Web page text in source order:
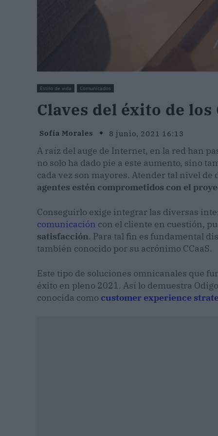
Estilo de vida Comunicados
Claves del éxito de
Sofía Morales 8 junio, 2021 16:13
A raíz del auge de Internet, en la red han
no solo ha dado pie a este aumento, sino
cada vez son mayores. Atender tal nivel
agentes estén comprometidos con el
Conseguirlo exige integrar las diversas
comunicación con el cliente en cuestión,
satisfacción. Para tal fin es fundamental
también conocido por su acrónimo CCaaS.
Este tipo de soluciones omnicanales que
éxito en pleno 2021. Así lo demuestra
conocida como customer experience